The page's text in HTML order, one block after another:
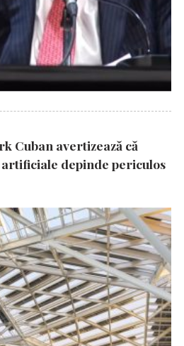
Cuban avertizează că
depinde periculos